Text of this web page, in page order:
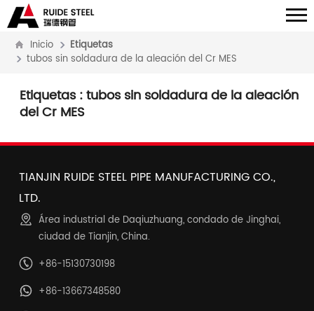
Inicio
Etiquetas
tubos sin soldadura de la aleación del Cr MES
Etiquetas: tubos sin soldadura de la aleación
del Cr MES
TIANJIN RUIDE STEEL PIPE MANUFACTURING CO.,
LTD.
Área industrial de Daqiuzhuang, condado de Jinghai,
ciudad de Tianjin, China.
+86-15130730198
+86-13667348580